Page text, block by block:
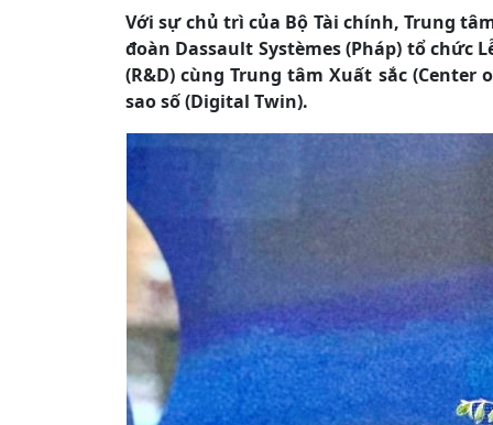
Với sự chủ trì của Bộ Tài chính, Trung
đoàn Dassault Systèmes (Pháp) tổ
(R&D) cùng Trung tâm Xuất sắc (Center
sao số (Digital Twin).